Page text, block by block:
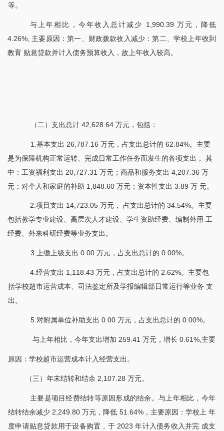
等。
与上年相比，今年收入总计减少
1,990.39 万元，降低
4.26%, 主要原因：第一、财政拨款收入减少：第二、学校上年收到
教育 贴息贷款并计入债务预算收入，故上年收入较高。
（二）支出总计 42,628.64 万元，包括：
1.基本支出 26,787.16 万元，占支出总计的 62.84%。主要
是为保障机构正常运转、完成日常工作任务而发生的各项支出， 其
中：工资福利支出 20,727.31 万元；商品和服务支出 4,207.36 万
元；对个人和家庭的补助 1,848.60 万元；资本性支出 3.89 万 元。
2.项目支出 14,723.05 万元， 占支出总计的 34.54%。主要
包括教学专业建设、高层次人才建设、学生资助经费、编制外用 工
经费、外来科研经费等业务支出。
3.上缴上级支出 0.00 万元，占支出总计的 0.00%。
4.经营支出 1,118.43 万元，占支出总计的 2.62%。主要包
括学校超市运营成本、司法鉴定所及学报编辑部日常运行等业务 支
出。
5.对附属单位补助支出 0.00 万元，占支出总计的 0.00%。
与上年相比，今年支出增加 259.41 万元，增长 0.61%,主要
原因：学校超市运营成本计入经营支出。
（三）年末结转和结余 2,107.28 万元。
主要是项目经费结转等原因形成的结余。与上年相比，今年
结转结余减少 2,249.80 万元，降低 51.64%，主要原因：学校上 年
度申请贴息贷款用于设备购置，于 2023 年计入债务收入并完 成支